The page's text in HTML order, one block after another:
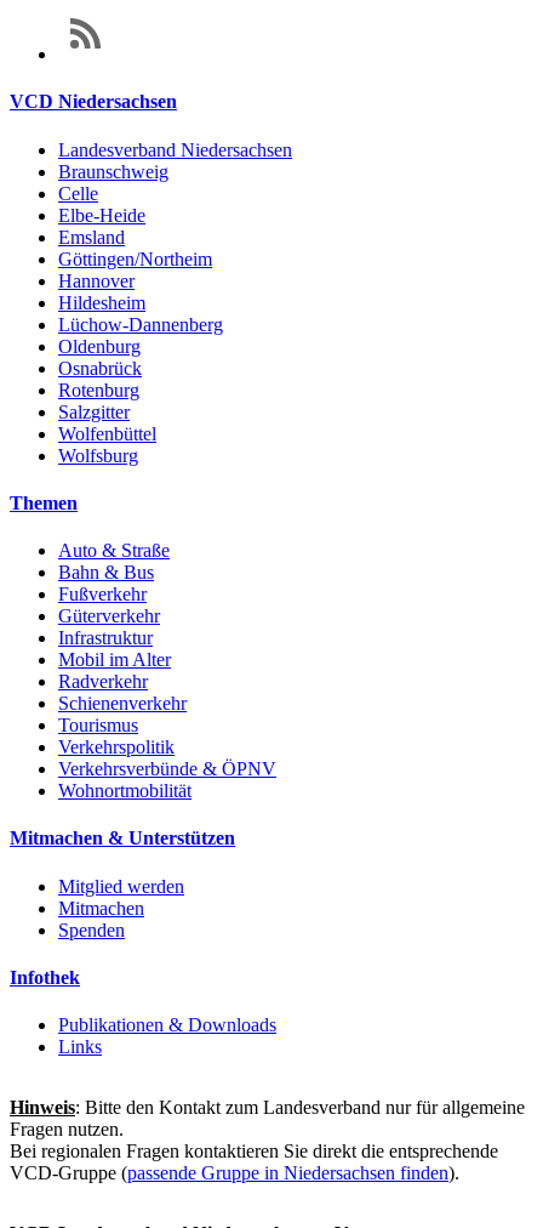
VCD Niedersachsen
Landesverband Niedersachsen
Braunschweig
Celle
Elbe-Heide
Emsland
Göttingen/Northeim
Hannover
Hildesheim
Lüchow-Dannenberg
Oldenburg
Osnabrück
Rotenburg
Salzgitter
Wolfenbüttel
Wolfsburg
Themen
Auto & Straße
Bahn & Bus
Fußverkehr
Güterverkehr
Infrastruktur
Mobil im Alter
Radverkehr
Schienenverkehr
Tourismus
Verkehrspolitik
Verkehrsverbünde & ÖPNV
Wohnortmobilität
Mitmachen & Unterstützen
Mitglied werden
Mitmachen
Spenden
Infothek
Publikationen & Downloads
Links
Hinweis: Bitte den Kontakt zum Landesverband nur für allgemeine
Fragen nutzen.
Bei regionalen Fragen kontaktieren Sie direkt die entsprechende
VCD-Gruppe (passende Gruppe in Niedersachsen finden).